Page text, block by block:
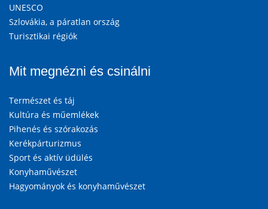
UNESCO
Szlovákia, a páratlan ország
Turisztikai régiók
Mit megnézni és csinálni
Természet és táj
Kultúra és műemlékek
Pihenés és szórakozás
Kerékpárturizmus
Sport és aktív üdülés
Konyhaművészet
Hagyományok és konyhaművészet